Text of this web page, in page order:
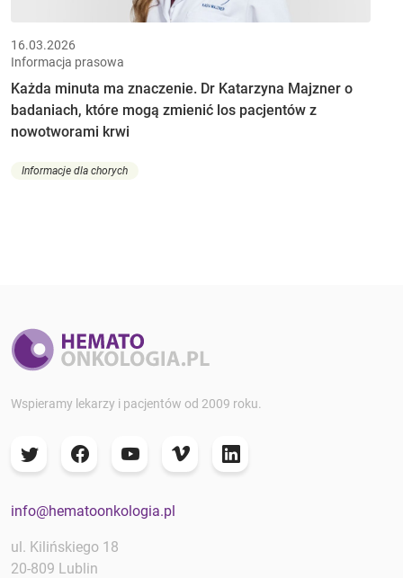
16.03.2026
Informacja prasowa
Każda minuta ma znaczenie. Dr Katarzyna Majzner o
badaniach, które mogą zmienić los pacjentów z
nowotworami krwi
Informacje dla chorych
Wspieramy lekarzy i pacjentów od 2009 roku.
info@hematoonkologia.pl
ul. Kilińskiego 18
20-809 Lublin